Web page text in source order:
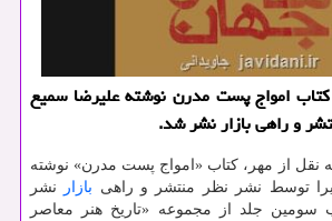
امواج پست مدرن نوشته علیرضا سمیع
و راهی بازار نشر شد.
نقل از مهر، کتاب «امواج پست مدرن» نوشته
توسط نشر نظر منتشر و راهی بازار
نشر
جلد از مجموعه «تاریخ هنر معاصر